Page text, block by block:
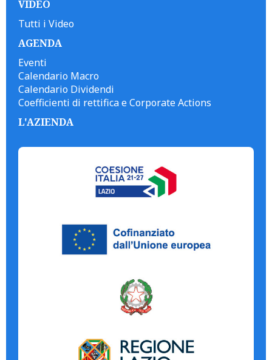
VIDEO
Tutti i Video
AGENDA
Eventi
Calendario Macro
Calendario Dividendi
Coefficienti di rettifica e Corporate Actions
L'AZIENDA